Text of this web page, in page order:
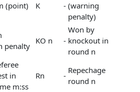
(point) K - (warning
penalty)
penalty
KO n -
Won by
knockout in
round n
in
m:ss
Rn -
Repechage
round n